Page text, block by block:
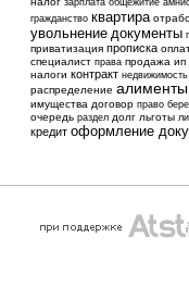
зарплата
гражданство квартира
увольнение документы
приватизация прописка
специалист права продажа ип
налоги контракт недвижимость
распределение алименты
имущества договор право
очередь раздел долг льготы
кредит оформление